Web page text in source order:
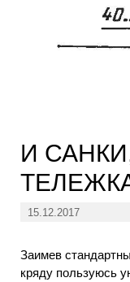
И
15.12.2017
Заимев
кряду пользуюсь